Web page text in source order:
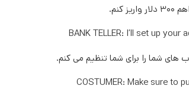
کنم.
BANK TELLER: I’ll set up
های شما را برای شما تنظیم می کنم.
COSTUMER: Make sure to